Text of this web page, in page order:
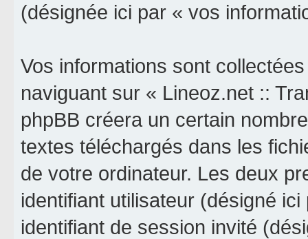
(désignée ici par « vos
Vos informations sont
naviguant sur « Lineoz.net ::
phpBB créera un certain
textes téléchargés dans les
de votre ordinateur. Les deux
identifiant utilisateur (désigné
identifiant de session invité